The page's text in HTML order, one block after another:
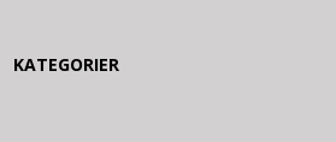
KATEGORIER